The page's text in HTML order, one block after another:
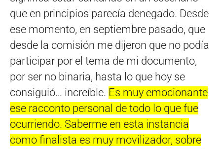
que en principios parecía denegado. Desde
ese momento, en septiembre pasado, que
desde la comisión me dijeron que no podía
participar por el tema de mi documento,
por ser no binaria, hasta lo que hoy se
consiguió… increíble. Es muy emocionante
ese racconto personal de todo lo que fue
ocurriendo. Saberme en esta instancia
como finalista es muy movilizador, sobre